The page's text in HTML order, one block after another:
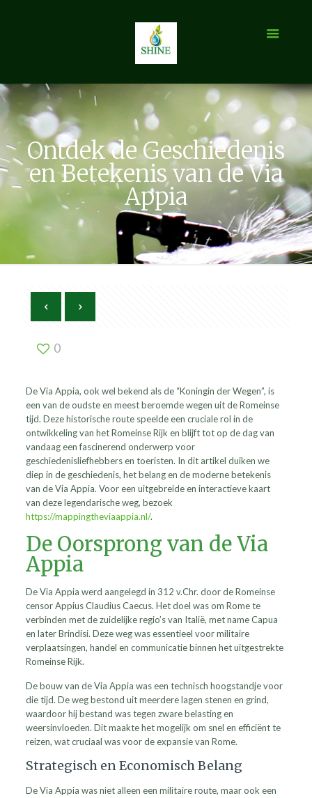
Ontdek de Geschiedenis
en Betekenis van de Via
Appia
0
De Via Appia, ook wel bekend als de “Koningin der Wegen”, is
een van de oudste en meest beroemde wegen uit de Romeinse
tijd. Deze historische route speelde een cruciale rol in de
ontwikkeling van het Romeinse Rijk en blijft tot op de dag van
vandaag een fascinerend onderwerp voor
geschiedenisliefhebbers en toeristen. In dit artikel duiken we
diep in de geschiedenis, het belang en de moderne betekenis
van de Via Appia. Voor een uitgebreide en interactieve kaart
van deze legendarische weg, bezoek
https://mappingtheviaappia.nl/.
De Oorsprong van de Via
Appia
De Via Appia werd aangelegd in 312 v.Chr. door de Romeinse
censor Appius Claudius Caecus. Het doel was om Rome te
verbinden met de zuidelijke regio’s van Italië, met name Capua
en later Brindisi. Deze weg was essentieel voor militaire
verplaatsingen, handel en communicatie binnen het uitgestrekte
Romeinse Rijk.
De bouw van de Via Appia was een technisch hoogstandje voor
die tijd. De weg bestond uit meerdere lagen stenen en grind,
waardoor hij bestand was tegen zware belasting en
weersinvloeden. Dit maakte het mogelijk om snel en efficiënt te
reizen, wat cruciaal was voor de expansie van Rome.
Strategisch en Economisch Belang
De Via Appia was niet alleen een militaire route, maar ook een